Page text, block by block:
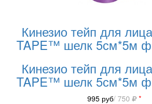
Кинезио тейп для
TAPE™ шелк 5см*5м
Кинезио тейп для
TAPE™ шелк 5см*5м
995 руб/ 750 *